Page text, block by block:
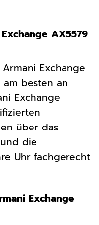
AX5579
Exchange
am besten an
Exchange
über das
die
Uhr fachgerecht
Exchange